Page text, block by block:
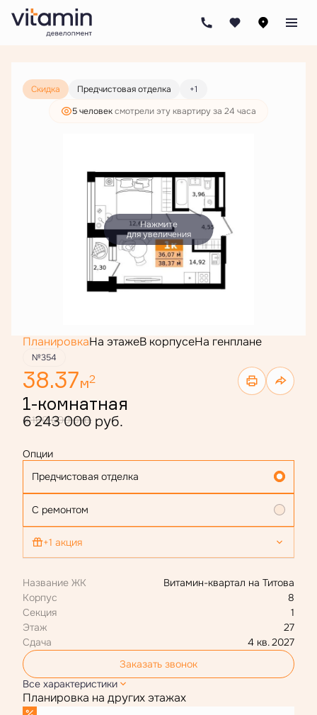
1-комнатная 8 160 000 руб.
6 243 000 руб.
Скидка Предчистовая отделка
+1
5 человексмотрели эту квартиру за 24 часа
Нажмите
для увеличения
ПланировкаНа этажеВ корпусеНа генплане
№354
38.37м2
1-комнатная
8 160 000 руб.
6 243 000 руб.
Опции
Предчистовая отделка
С ремонтом
+1 акция
Название ЖК
Витамин-квартал на Титова
Корпус
8
Секция
1
Этаж
27
Сдача
4 кв. 2027
Заказать звонок
Все характеристики
Планировка на других этажах